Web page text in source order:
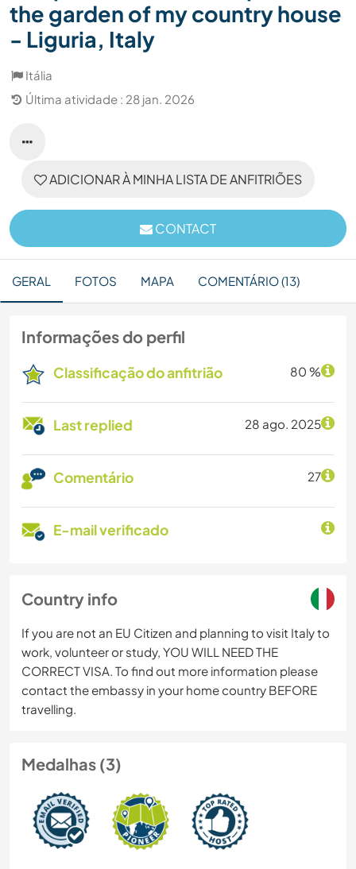
the garden of my country house
- Liguria, Italy
Itália
Última atividade : 28 jan. 2026
ADICIONAR À MINHA LISTA DE ANFITRIÕES
CONTACT
GERAL FOTOS MAPA COMENTÁRIO (13)
Informações do perfil
Classificação do anfitrião 80 %
Last replied 28 ago. 2025
Comentário 27
E-mail verificado
Country info
If you are not an EU Citizen and planning to visit Italy to
work, volunteer or study, YOU WILL NEED THE
CORRECT VISA. To find out more information please
contact the embassy in your home country BEFORE
travelling.
Medalhas (3)